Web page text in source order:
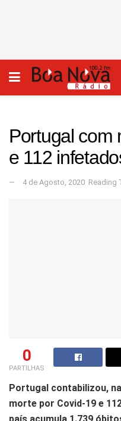
Portugal com
e 112
4 de Agosto, 2020 Reading
0
PARTILHAS
Portugal contabilizou,
morte por Covid-19 e